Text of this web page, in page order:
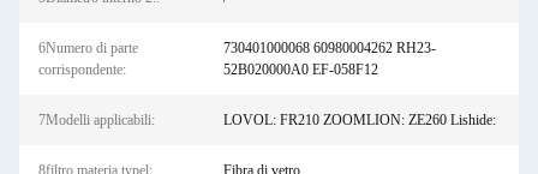
6Numero di parte
corrispondente:
730401000068 60980004262 RH23-
52B020000A0 EF-058F12
7Modelli applicabili: LOVOL: FR210 ZOOMLION: ZE260 Lishide:
8filtro materia typel: Fibra di vetro